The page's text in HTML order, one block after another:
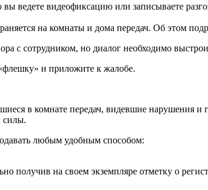
ведете видеофиксацию или записываете
на комнаты и дома передач. Об этом
с сотрудником, но диалог необходимо
и приложите к жалобе.
в комнате передач, видевшие нарушения
силы.
любым удобным способом:
получив на своем экземпляре отметку о